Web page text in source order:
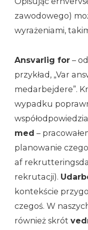
zawodowego)
wyrażeniami,
Ansvarlig for –
przykład, „Var
medarbejdere”.
wypadku
med –
planowanie
af
rekrutacji).
kontekście
czegoś. W
również skrót